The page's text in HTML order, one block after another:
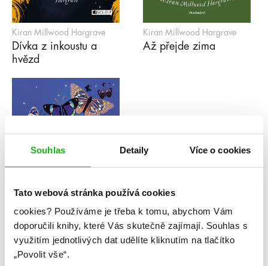
Souhlas Detaily Více o cookies
Tato webová stránka používá cookies
cookies? Používáme je třeba k tomu, abychom Vám
doporučili knihy, které Vás skutečně zajímají. Souhlas s
využitím jednotlivých dat udělíte kliknutím na tlačítko
„Povolit vše“.
Kiran Millwood Hargrave
Dívka z inkoustu a
hvězd
Kiran Millwood Hargrave
Až přejde zima
Kiran Millwood Hargrave
Ostrov na konci všeho